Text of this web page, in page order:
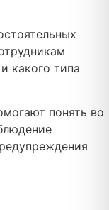
какого типа
понять во